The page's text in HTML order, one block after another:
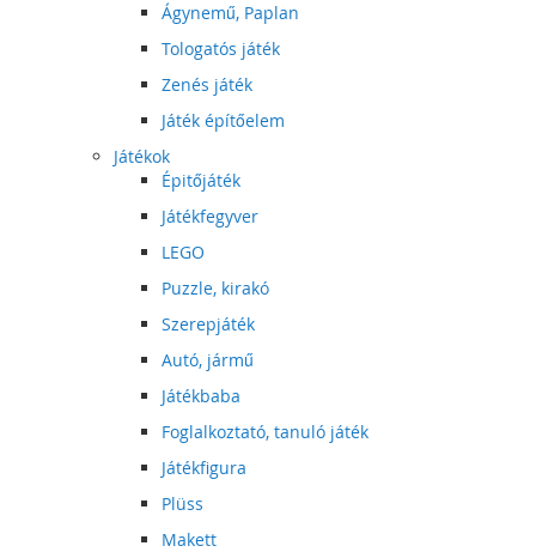
Ágynemű, Paplan
Tologatós játék
Zenés játék
Játék építőelem
Játékok
Épitőjáték
Játékfegyver
LEGO
Puzzle, kirakó
Szerepjáték
Autó, jármű
Játékbaba
Foglalkoztató, tanuló játék
Játékfigura
Plüss
Makett